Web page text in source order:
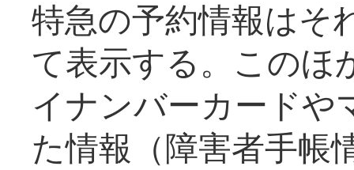
特急の予約情報はそ
て表示する。このほ
イナンバーカードや
た情報（障害者手帳